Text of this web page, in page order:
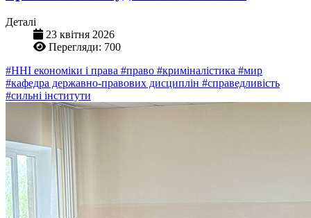
Деталі
23 квітня 2026
Перегляди: 700
#ННІ економіки і права #право #криміналістика #мир
#кафедра державно-правових дисциплін #справедливість
#сильні інститути